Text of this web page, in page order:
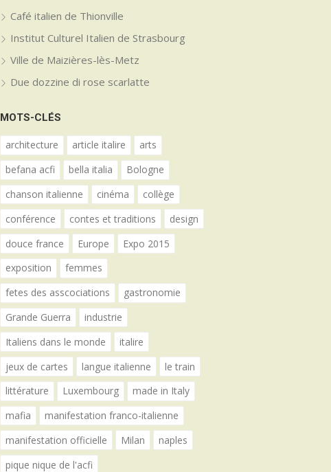
Café italien de Thionville
Institut Culturel Italien de Strasbourg
Ville de Maizières-lès-Metz
Due dozzine di rose scarlatte
MOTS-CLÉS
architecture article italire
arts
befana acfi
bella italia
Bologne
chanson italienne
cinéma
collège
conférence
contes et traditions
design
douce france
Europe
Expo 2015
exposition
femmes
fetes des asscociations
gastronomie
Grande Guerra
industrie
Italiens dans le monde
italire
jeux de cartes
langue italienne
le train
littérature
Luxembourg
made in Italy
mafia
manifestation franco-italienne
manifestation officielle
Milan
naples
pique nique de l'acfi